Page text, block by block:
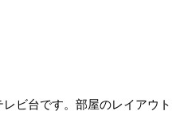
ビ台です。部屋のレイアウ